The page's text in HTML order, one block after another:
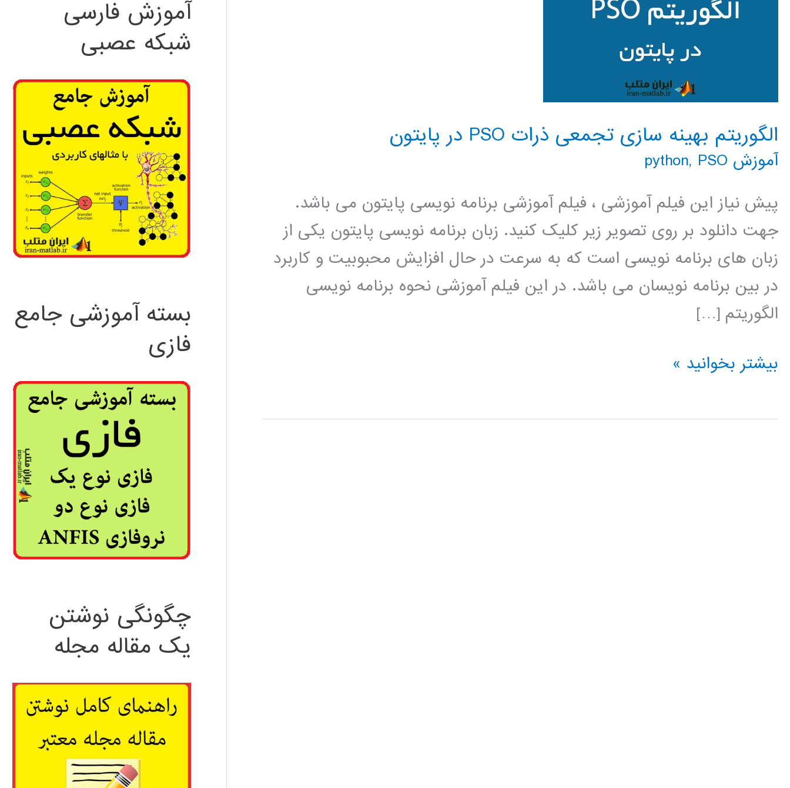
الگوریتم بهینه سازی تجمعی ذرات PSO در پایتون
آموزش python , PSO
پیش نیاز این فیلم آموزشی ، فیلم آموزشی برنامه نویسی پایتون می باشد.
جهت دانلود بر روی تصویر زیر کلیک کنید. زبان برنامه نویسی پایتون یکی از
زبان های برنامه نویسی است که به سرعت در حال افزایش محبوبیت و کاربرد
در بین برنامه نویسان می باشد. در این فیلم آموزشی نحوه برنامه نویسی
الگوریتم […]
الگوریتم
سازی
بیشتر بخوانید »
آموزش فارسی
شبکه عصبی
بسته آموزشی جامع
فازی
چگونگی نوشتن
یک مقاله مجله